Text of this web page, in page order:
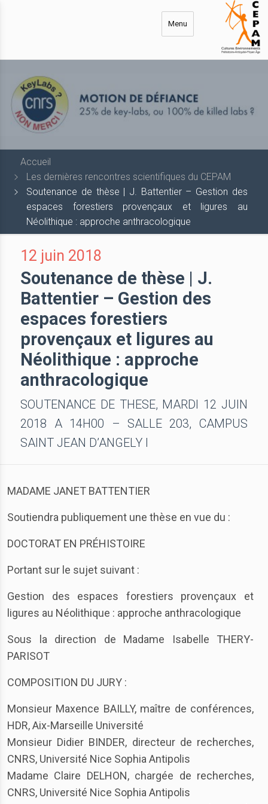
Menu
Accueil
Les dernières rencontres scientifiques du CEPAM
Soutenance de thèse | J. Battentier – Gestion des
espaces forestiers provençaux et ligures au
Néolithique : approche anthracologique
12 juin 2018
Soutenance de thèse | J.
Battentier – Gestion des
espaces forestiers
provençaux et ligures au
Néolithique : approche
anthracologique
SOUTENANCE DE THESE, MARDI 12 JUIN
2018 A 14H00 – SALLE 203, CAMPUS
SAINT JEAN D’ANGELY I
MADAME JANET BATTENTIER
Soutiendra publiquement une thèse en vue du :
DOCTORAT EN PRÉHISTOIRE
Portant sur le sujet suivant :
Gestion des espaces forestiers provençaux et
ligures au Néolithique : approche anthracologique
Sous la direction de Madame Isabelle THERY-
PARISOT
COMPOSITION DU JURY :
Monsieur Maxence BAILLY, maître de conférences,
HDR, Aix-Marseille Université
Monsieur Didier BINDER, directeur de recherches,
CNRS, Université Nice Sophia Antipolis
Madame Claire DELHON, chargée de recherches,
CNRS, Université Nice Sophia Antipolis